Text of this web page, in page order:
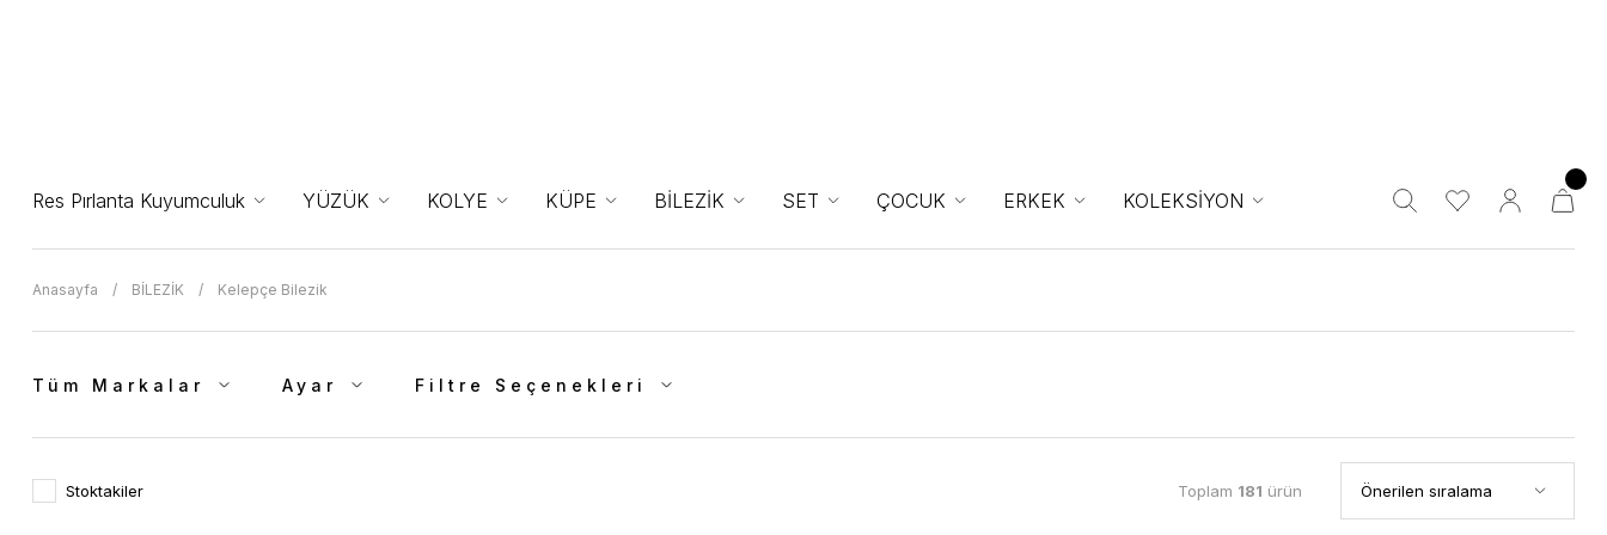
Res Pırlanta Kuyumculuk YÜZÜK KOLYE KÜPE BİLEZİK SET ÇOCUK ERKEK KOLEKSİYON
Anasayfa BİLEZİK Kelepçe Bilezik
Tüm Markalar Ayar Filtre Seçenekleri
Stoktakiler Toplam 181 ürün